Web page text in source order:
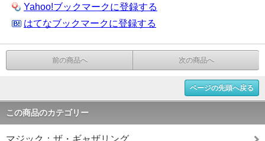
Yahoo!ブックマークに登録する
はてなブックマークに登録する
前の商品へ 次の商品へ
ページの先頭へ戻る
この商品のカテゴリー
マジック：ザ・ギャザリング